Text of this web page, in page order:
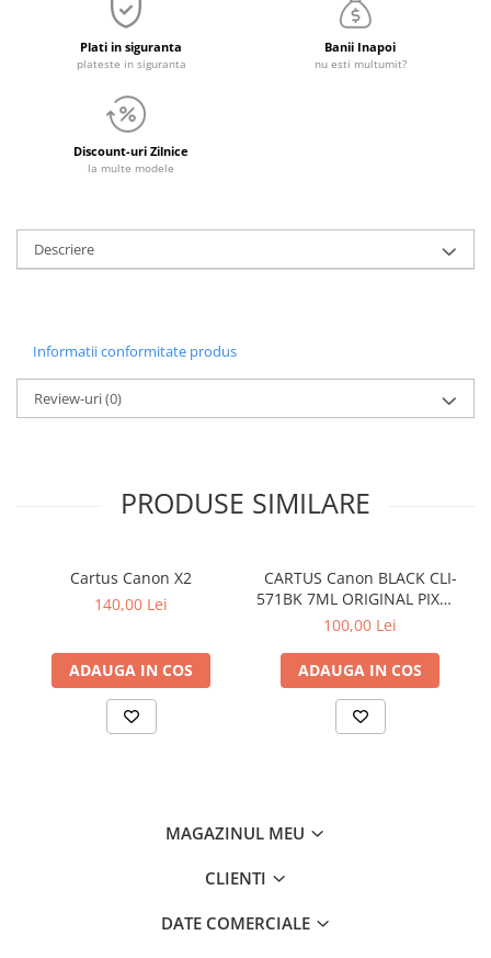
Plati in siguranta
plateste in siguranta
Banii Inapoi
nu esti multumit?
Discount-uri Zilnice
la multe modele
Descriere
Informatii conformitate produs
Review-uri(0)
PRODUSE SIMILARE
Cartus Canon X2
140,00 Lei
ADAUGA IN COS
CARTUS Canon BLACK CLI-
571BK 7ML ORIGINAL PIXMA
MG6850
100,00 Lei
ADAUGA IN COS
MAGAZINUL MEU
CLIENTI
DATE COMERCIALE